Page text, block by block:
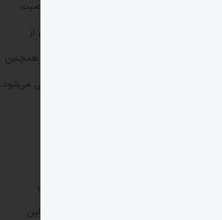
در عذاب است. در این مقاله، قرار است به شخصیت
پهلوی توجه کنیم. به‌علاوه، قرار است برخی از
و واکنش‌های او را در هر موقعیت بپردازیم. همچنین
و سیاسی باعث محدودیت و انقیاد زنان ایرانی می‌شود.
داستان‌نویسی
سیمین دانشور، که در واقع یکی از اولین